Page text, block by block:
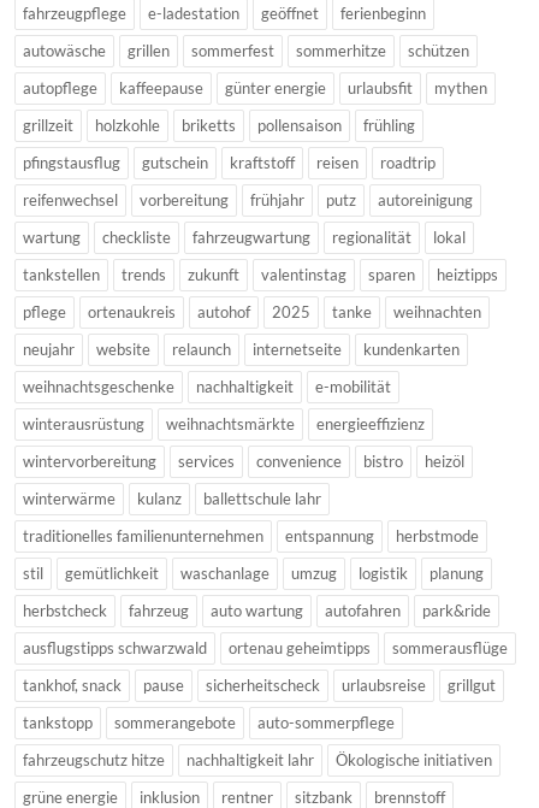
fahrzeugpflege
e-ladestation geöffnet
ferienbeginn
autowäsche
grillen sommerfest sommerhitze
schützen
autopflege
kaffeepause günter energie urlaubsfit
mythen
grillzeit
holzkohle briketts pollensaison
frühling
pfingstausflug
gutschein kraftstoff reisen
roadtrip
reifenwechsel
vorbereitung frühjahr putz
autoreinigung
wartung
checkliste fahrzeugwartung regionalität
lokal
tankstellen
trends zukunft valentinstag sparen
heiztipps
pflege
ortenaukreis autohof 2025 tanke
weihnachten
neujahr
website relaunch internetseite
kundenkarten
weihnachtsgeschenke
nachhaltigkeit
e-mobilität
winterausrüstung
weihnachtsmärkte
energieeffizienz
wintervorbereitung
services convenience bistro
heizöl
winterwärme
kulanz
ballettschule lahr
traditionelles familienunternehmen
entspannung
herbstmode
stil
gemütlichkeit waschanlage umzug logistik
planung
herbstcheck
fahrzeug auto wartung autofahren
park&ride
ausflugstipps schwarzwald
ortenau geheimtipps
sommerausflüge
tankhof, snack
pause sicherheitscheck urlaubsreise
grillgut
tankstopp
sommerangebote
auto-sommerpflege
fahrzeugschutz hitze
nachhaltigkeit lahr
Ökologische initiativen
grüne energie
inklusion rentner sitzbank
brennstoff